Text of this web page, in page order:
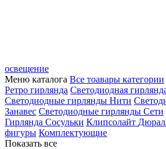
освещение
Меню каталога Все тоавары категории
Ретро гирлянда Светодиодная
Светодиодные гирлянды Нити
Занавес Светодиодные гирлянды Сети
Гирлянда Сосульки Клипсолайт
фигуры Комплектующие
Показать все